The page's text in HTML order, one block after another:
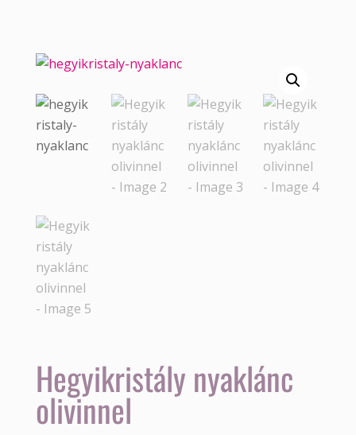
Hegyikristály nyaklánc
olivinnel